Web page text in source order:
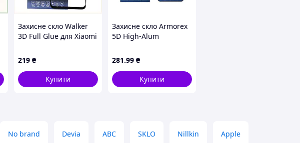
Захисне скло Walker
3D Full Glue для Xiaomi
Black 2870X79P2
219 ₴
Купити
Захисне скло Armorex
5D High-Alum
Max/ iPhone 11 Pro
Max Black D10-2026
281.99 ₴
Купити
No brand Devia ABC SKLO Nillkin Apple